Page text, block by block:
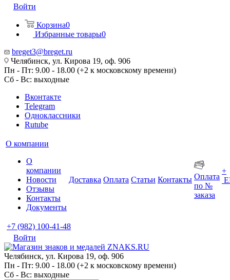
Войти
Корзина0
Избранные товары0
breget3@breget.ru
Челябинск, ул. Кирова 19, оф. 906
Пн - Пт: 9.00 - 18.00 (+2 к московскому времени)
Сб - Вс: выходные
Вконтакте
Telegram
Одноклассники
Rutube
О компании
О
компании
Новости
Отзывы
Контакты
Документы
Доставка Оплата Статьи Контакты Оплата
по №
заказа
+
+7 (982) 100-41-48
Войти
Челябинск, ул. Кирова 19, оф. 906
Пн - Пт: 9.00 - 18.00 (+2 к московскому времени)
Сб - Вс: выходные